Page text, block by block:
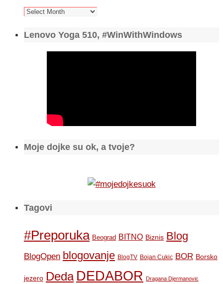
Arhiva
Lenovo Yoga 510, #WinWithWindows
Moje dojke su ok, a tvoje?
Tagovi
#Preporuka Beograd BITNO Biznis Blog
BlogOpen blogovanje BlogTV Bojan Cukic BOR Borsko
jezero Deda DEDABOR Dragana Djermanovic